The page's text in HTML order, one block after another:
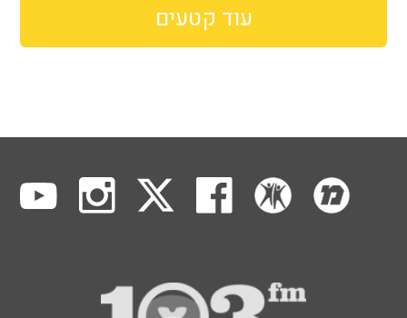
עוד קטעים